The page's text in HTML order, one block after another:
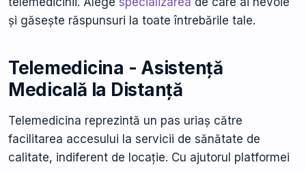
și găsește răspunsuri la toate întrebările tale.
Telemedicina - Asistență
Medicală la Distanță
Telemedicina reprezintă un pas uriaș către
facilitarea accesului la servicii de sănătate de
calitate, indiferent de locație. Cu ajutorul platformei